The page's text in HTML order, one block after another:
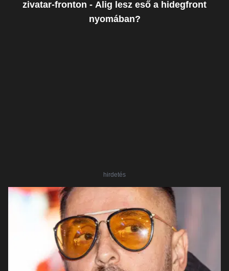
zivatar-fronton - Alig lesz eső a hidegfront
nyomában?
hirdetés